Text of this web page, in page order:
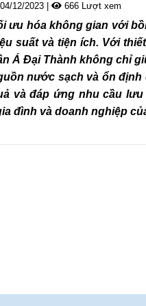
12/2023 666 Lượt xem
ưu hóa không gian với
suất và tiện ích. Với
Á Đại Thành không chỉ
nước sạch và ổn định
và đáp ứng nhu cầu
đình và doanh nghiệp